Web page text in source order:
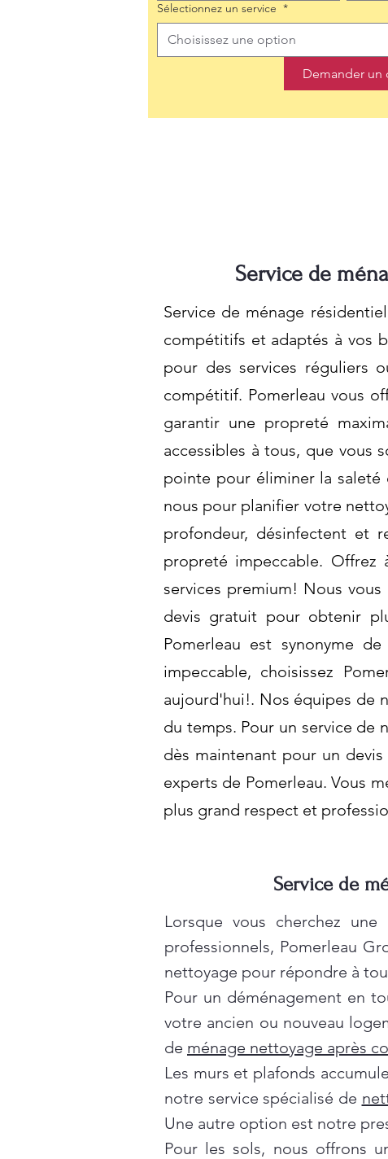
Sélectionnez un service *
Choisissez une option
Demander un
Service de
Service de ménage
compétitifs et adaptés à vos
pour des services réguliers
compétitif. Pomerleau vous
garantir une propreté
accessibles à tous, que vous
pointe pour éliminer la
nous pour planifier votre
profondeur, désinfectent et
propreté impeccable.
services premium! Nous
devis gratuit pour obtenir
Pomerleau est synonyme
impeccable, choisissez
aujourd'hui!. Nos équipes de
du temps. Pour un service de
dès maintenant pour un
experts de Pomerleau. Vous
plus grand respect et
Service de
Lorsque vous cherchez
professionnels, Pomerleau
nettoyage pour répondre à
Pour un déménagement en
votre ancien ou nouveau
de ménage nettoyage après
Les murs et plafonds
notre service spécialisé de
Une autre option est notre
Pour les sols, nous offrons